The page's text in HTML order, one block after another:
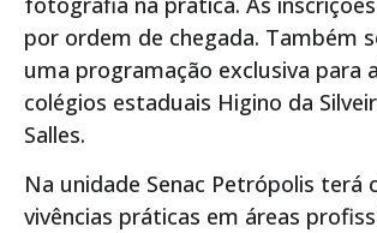
por ordem de chegada. Também
uma programação exclusiva para
colégios estaduais Higino da
Salles.
Na unidade Senac Petrópolis terá
vivências práticas em áreas